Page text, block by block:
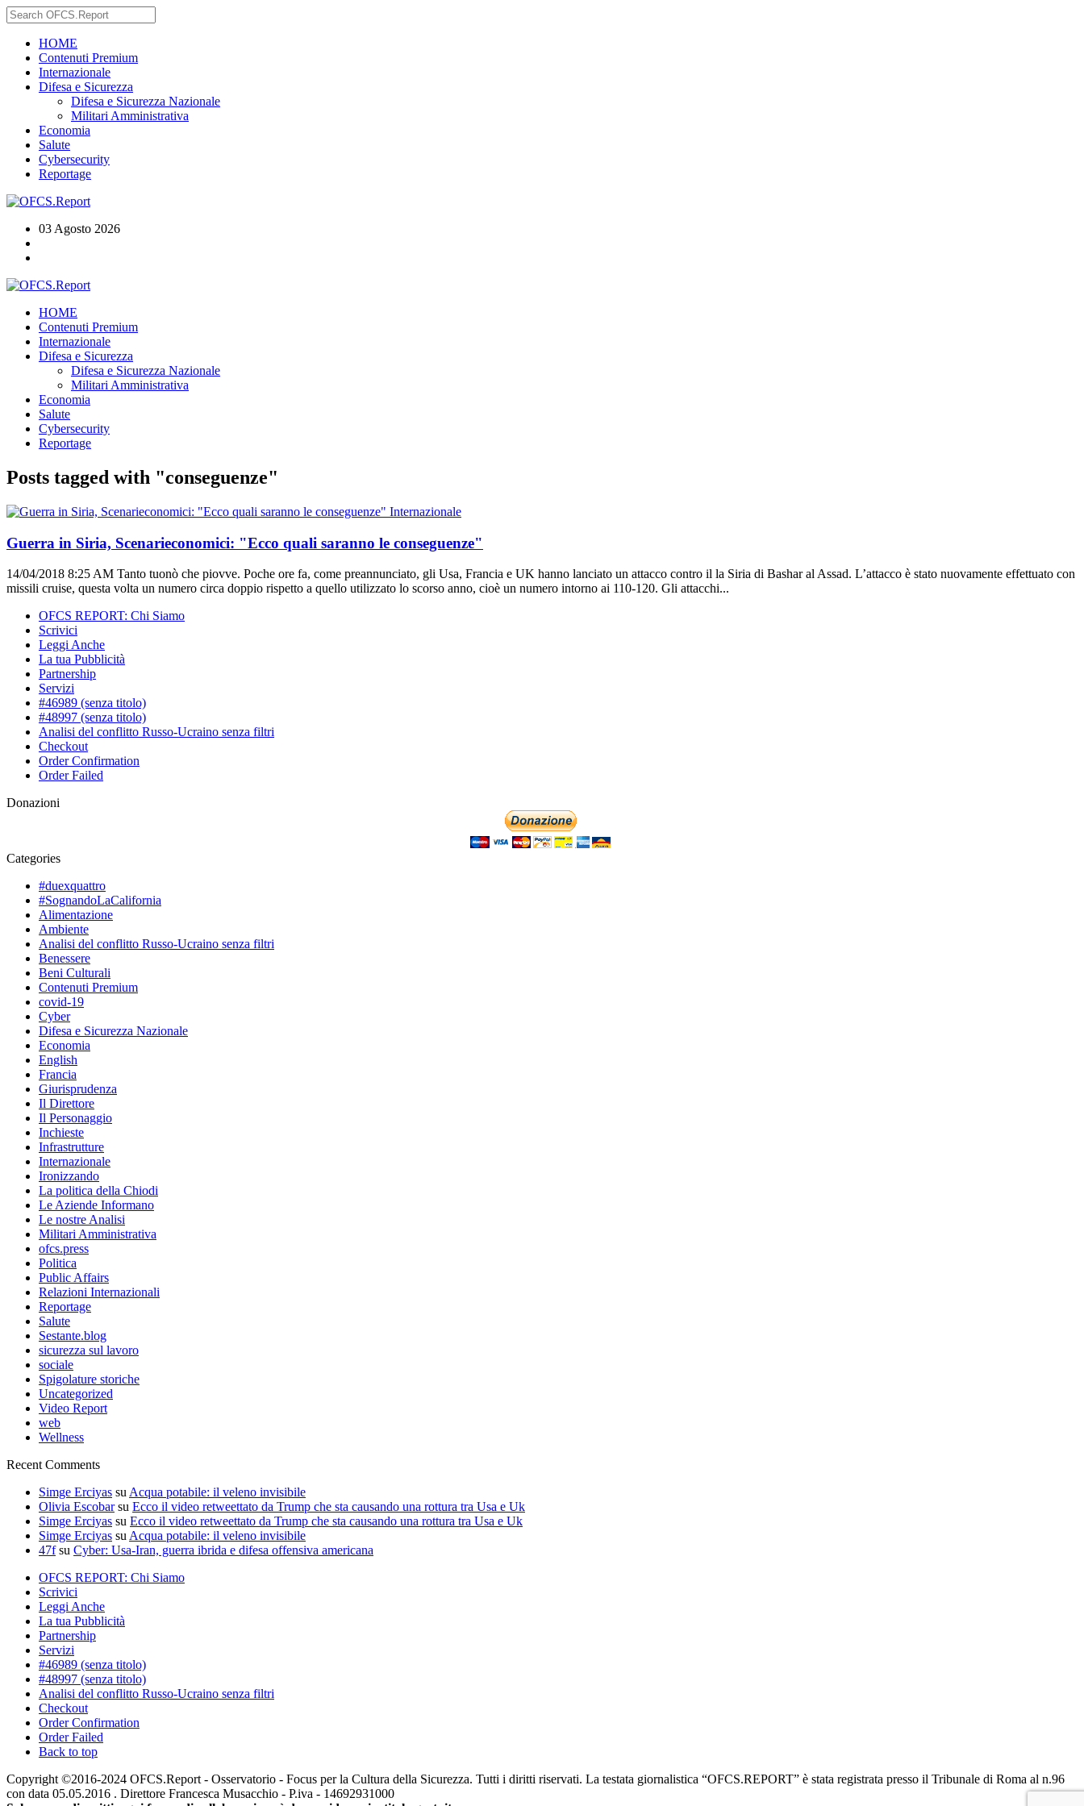
HOME
Contenuti Premium
Internazionale
Difesa e Sicurezza
Difesa e Sicurezza Nazionale
Militari Amministrativa
Economia
Salute
Cybersecurity
Reportage
03 Agosto 2026
HOME
Contenuti Premium
Internazionale
Difesa e Sicurezza
Difesa e Sicurezza Nazionale
Militari Amministrativa
Economia
Salute
Cybersecurity
Reportage
Posts tagged with "conseguenze"
Internazionale
Guerra in Siria, Scenarieconomici: "Ecco quali saranno le conseguenze"
14/04/2018 8:25 AM Tanto tuonò che piovve. Poche ore fa, come preannunciato, gli Usa, Francia e UK hanno lanciato un attacco contro il la Siria di Bashar al Assad. L’attacco è stato nuovamente effettuato con
missili cruise, questa volta un numero circa doppio rispetto a quello utilizzato lo scorso anno, cioè un numero intorno ai 110-120. Gli attacchi...
OFCS REPORT: Chi Siamo
Scrivici
Leggi Anche
La tua Pubblicità
Partnership
Servizi
#46989 (senza titolo)
#48997 (senza titolo)
Analisi del conflitto Russo-Ucraino senza filtri
Checkout
Order Confirmation
Order Failed
Donazioni
Categories
#duexquattro
#SognandoLaCalifornia
Alimentazione
Ambiente
Analisi del conflitto Russo-Ucraino senza filtri
Benessere
Beni Culturali
Contenuti Premium
covid-19
Cyber
Difesa e Sicurezza Nazionale
Economia
English
Francia
Giurisprudenza
Il Direttore
Il Personaggio
Inchieste
Infrastrutture
Internazionale
Ironizzando
La politica della Chiodi
Le Aziende Informano
Le nostre Analisi
Militari Amministrativa
ofcs.press
Politica
Public Affairs
Relazioni Internazionali
Reportage
Salute
Sestante.blog
sicurezza sul lavoro
sociale
Spigolature storiche
Uncategorized
Video Report
web
Wellness
Recent Comments
Simge Erciyas su Acqua potabile: il veleno invisibile
Olivia Escobarsu Ecco il video retweettato da Trump che sta causando una rottura tra Usa e Uk
Simge Erciyas su Ecco il video retweettato da Trump che sta causando una rottura tra Usa e Uk
Simge Erciyas su Acqua potabile: il veleno invisibile
47fsu Cyber: Usa-Iran, guerra ibrida e difesa offensiva americana
OFCS REPORT: Chi Siamo
Scrivici
Leggi Anche
La tua Pubblicità
Partnership
Servizi
#46989 (senza titolo)
#48997 (senza titolo)
Analisi del conflitto Russo-Ucraino senza filtri
Checkout
Order Confirmation
Order Failed
Back to top
Copyright ©2016-2024 OFCS.Report - Osservatorio - Focus per la Cultura della Sicurezza. Tutti i diritti riservati. La testata giornalistica “OFCS.REPORT” è stata registrata presso il Tribunale di Roma al n.96
con data 05.05.2016 . Direttore Francesca Musacchio - P.iva - 14692931000